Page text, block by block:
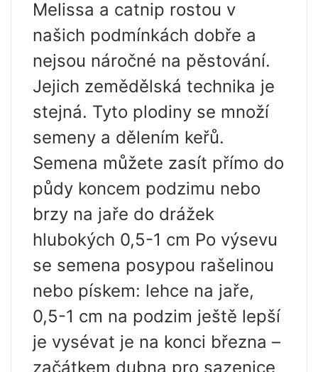
Melissa a catnip rostou v
našich podmínkách dobře a
nejsou náročné na pěstování.
Jejich zemědělská technika je
stejná. Tyto plodiny se množí
semeny a dělením keřů.
Semena můžete zasít přímo do
půdy koncem podzimu nebo
brzy na jaře do drážek
hlubokých 0,5-1 cm Po výsevu
se semena posypou rašelinou
nebo pískem: lehce na jaře,
0,5-1 cm na podzim ještě lepší
je vysévat je na konci března –
začátkem dubna pro sazenice